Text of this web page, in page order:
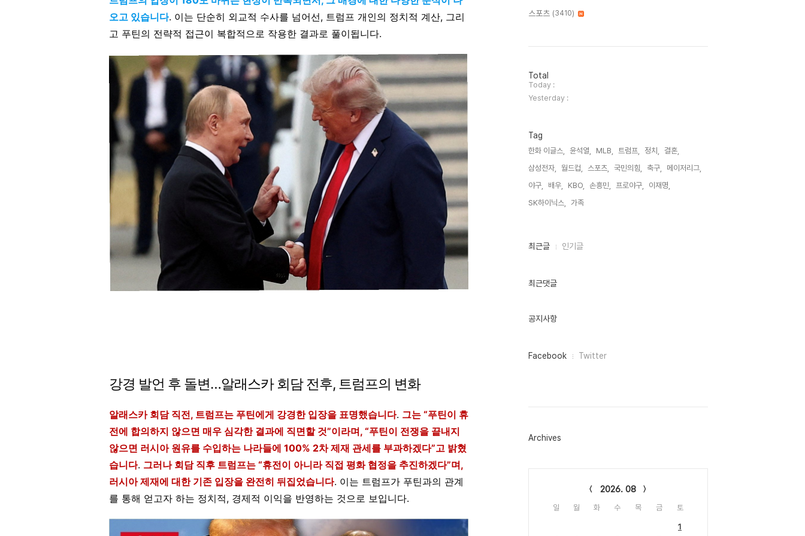
오고 있습니다. 이는 단순히 외교적 수사를 넘어선, 트럼프 개인의 정치적 계산, 그리
고 푸틴의 전략적 접근이 복합적으로 작용한 결과로 풀이됩니다.
강경 발언 후 돌변…알래스카 회담 전후, 트럼프의 변화
알래스카 회담 직전, 트럼프는 푸틴에게 강경한 입장을 표명했습니다. 그는 “푸틴이 휴
전에 합의하지 않으면 매우 심각한 결과에 직면할 것”이라며, “푸틴이 전쟁을 끝내지
않으면 러시아 원유를 수입하는 나라들에 100% 2차 제재 관세를 부과하겠다”고 밝혔
습니다. 그러나 회담 직후 트럼프는 “휴전이 아니라 직접 평화 협정을 추진하겠다”며,
러시아 제재에 대한 기존 입장을 완전히 뒤집었습니다. 이는 트럼프가 푸틴과의 관계
를 통해 얻고자 하는 정치적, 경제적 이익을 반영하는 것으로 보입니다.
스포츠 (3410)
방
문
자
수
Total
Today :
Yesterday :
Tag
한화 이글스, 윤석열, MLB, 트럼프, 정치,
결혼,
삼성전자,
월드컵, 스포츠, 국민의힘, 축구,
메이저리그,
야구,
배우, KBO, 손흥민, 프로야구,
이재명,
SK하이닉스,
가족,
최
인
최근글 인기글
최근댓글
공지사항
페
그
Facebook Twitter
Archives
2026. 08
일 월 화 수 목 금 토
1